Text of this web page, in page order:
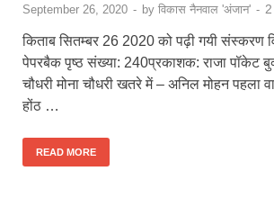
September 26, 2020 - by विकास नैनवाल 'अंजान' -
किताब सितम्बर 26 2020 को पढ़ी गयी संस्करण
पेपरबैक पृष्ठ संख्या: 240प्रकाशक: राजा पॉकेट
चौधरी मोना चौधरी खतरे में – अनिल मोहन पहला
होंठ …
READ MORE